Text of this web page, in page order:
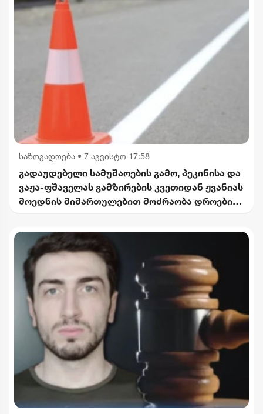
საზოგადოება • 7 აგვისტო 17:58
გადაუდებელი სამუშაოების გამო, პეკინისა და
ვაჟა-ფშაველას გამზირების კვეთიდან ჟვანიას
მოედნის მიმართულებით მოძრაობა დროებით